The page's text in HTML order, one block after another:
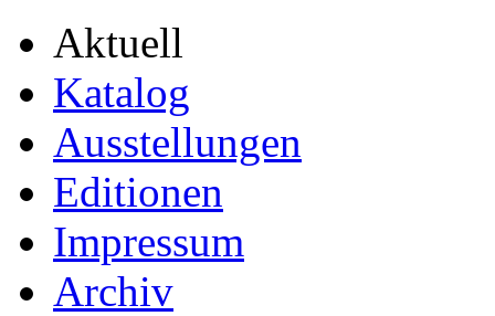
Aktuell
Katalog
Ausstellungen
Editionen
Impressum
Archiv